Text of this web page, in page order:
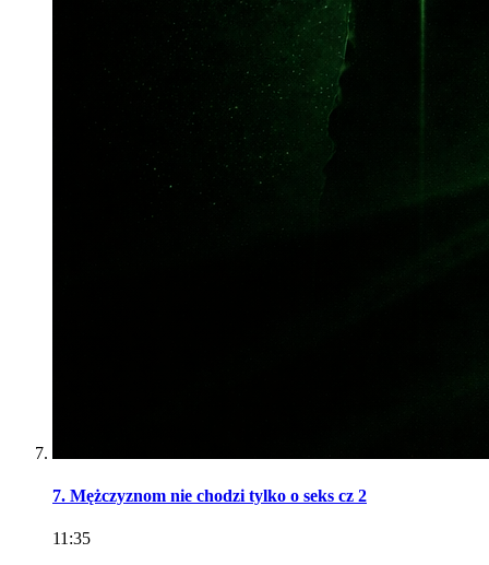
7. Mężczyznom nie chodzi tylko o seks cz 2
11:35